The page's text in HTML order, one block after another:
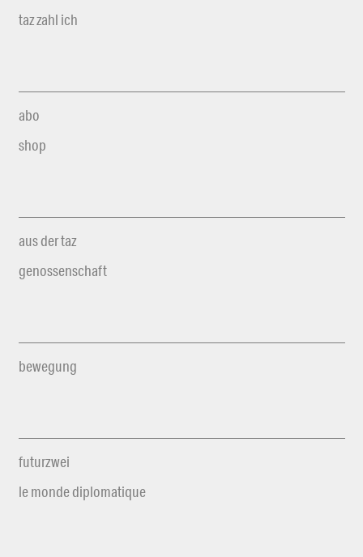
taz zahl ich
abo
shop
aus der taz
genossenschaft
bewegung
futurzwei
le monde diplomatique